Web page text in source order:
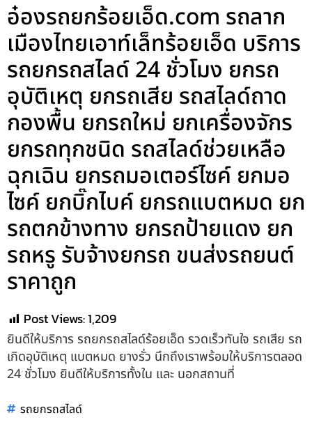
อ๋องรถยกร้อยเอ็ด.com รถลาก
เมืองไทยเอาท์เล็ทร้อยเอ็ด บริการ
รถยกรถสไลด์ 24 ชั่วโมง ยกรถ
อุบัติเหตุ ยกรถเสีย รถสไลด์ถาด
กองพื้น ยกรถใหม่ ยกเครื่องจักร
ยกรถทุกชนิด รถสไลด์ช่วยเหลือ
ฉุกเฉิน ยกรถมอเตอร์ไซค์ ยกมอ
ไซค์ ยกบิ๊กไบค์ ยกรถแบตหมด ยก
รถตกข้างทาง ยกรถป้ายแดง ยก
รถหรู รับจ้างยกรถ ขนส่งรถยนต์
ราคาถูก
Post Views:1,209
ยินดีให้บริการ รถยกรถสไลด์ร้อยเอ็ด รวดเร็วทันใจ รถเสีย รถ
เกิดอุบัติเหตุ แบตหมด ยางรั่ว นึกถึงเราพร้อมให้บริการตลอด
24 ชั่วโมง ยินดีให้บริการทั้งใน และ นอกสถานที่
รถยกรถสไลด์